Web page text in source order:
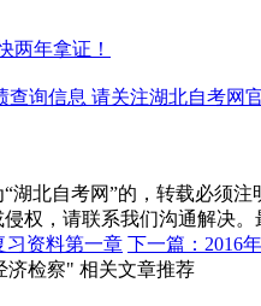
两年拿证！
询信息 请关注湖北自考网
北自考网”的，转载必须
权，请联系我们沟通解决
习资料第一章 下一篇：2016
济检察" 相关文章推荐